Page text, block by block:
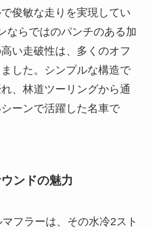
俊敏な走りを実現してい
ならではのパンチのある加
い走破性は、多くのオフ
した。シンプルな構造で
、林道ツーリングから通
ーンで活躍した名車で
ンドの魅力
フラーは、その水冷2スト